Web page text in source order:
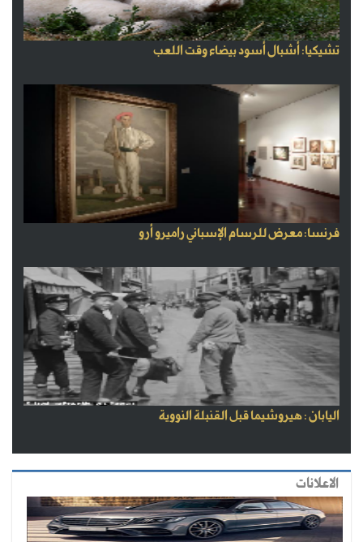
تشيكيا: أشبال أسود بيضاء وقت اللعب
فرنسا: معرض للرسام الإسباني راميرو أرو
اليابان : هيروشيما قبل القنبلة النووية
الاعلانات